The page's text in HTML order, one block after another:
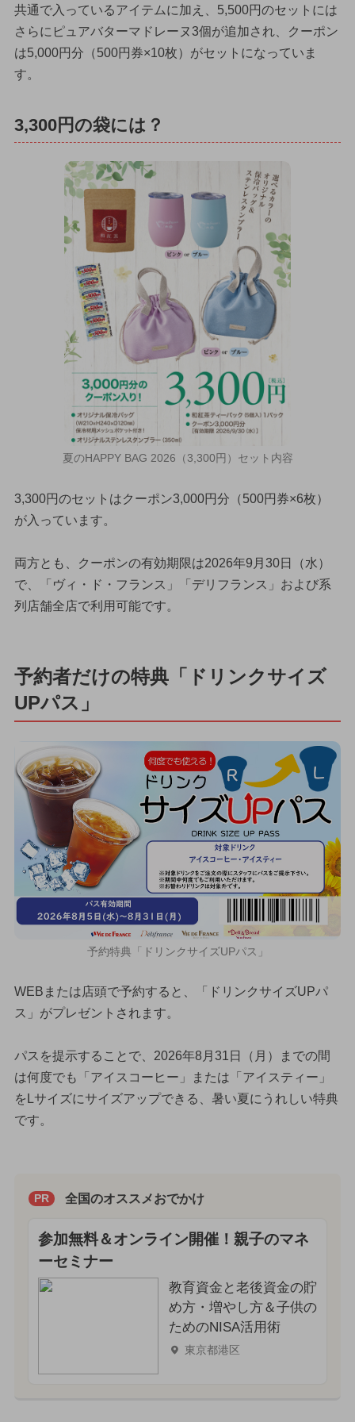
共通で入っているアイテムに加え、5,500円のセットには
さらにピュアバターマドレーヌ3個が追加され、クーポン
は5,000円分（500円券×10枚）がセットになっていま
す。
3,300円の袋には？
夏のHAPPY BAG 2026（3,300円）セット内容
3,300円のセットはクーポン3,000円分（500円券×6枚）
が入っています。
両方とも、クーポンの有効期限は2026年9月30日（水）
で、「ヴィ・ド・フランス」「デリフランス」および系
列店舗全店で利用可能です。
予約者だけの特典「ドリンクサイズ
UPパス」
予約特典「ドリンクサイズUPパス」
WEBまたは店頭で予約すると、「ドリンクサイズUPパ
ス」がプレゼントされます。
パスを提示することで、2026年8月31日（月）までの間
は何度でも「アイスコーヒー」または「アイスティー」
をLサイズにサイズアップできる、暑い夏にうれしい特典
です。
PR 全国のオススメおでかけ
参加無料＆オンライン開催！親子のマネ
ーセミナー
教育資金と老後資金の貯
め方・増やし方＆子供の
ためのNISA活用術
東京都港区